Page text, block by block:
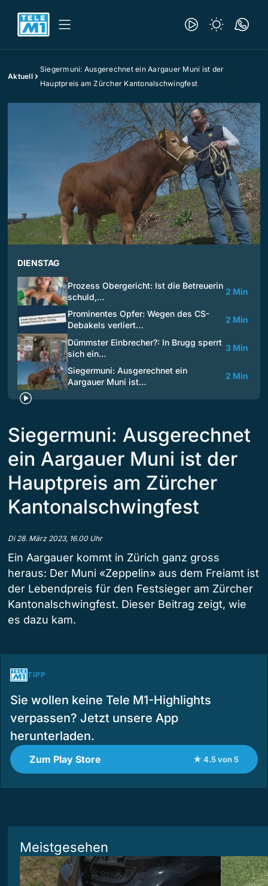
Aktuell
Siegermuni: Ausgerechnet ein Aargauer Muni ist der
Hauptpreis am Zürcher Kantonalschwingfest
DIENSTAG
Prozess Obergericht: Ist die Betreuerin
schuld,…
2 Min
Prominentes Opfer: Wegen des CS-
Debakels verliert…
2 Min
Dümmster Einbrecher?: In Brugg sperrt
sich ein…
3 Min
Siegermuni: Ausgerechnet ein
Aargauer Muni ist…
2 Min
Siegermuni: Ausgerechnet
ein Aargauer Muni ist der
Hauptpreis am Zürcher
Kantonalschwingfest
Di 28. März 2023, 16.00 Uhr
Ein Aargauer kommt in Zürich ganz gross
heraus: Der Muni «Zeppelin» aus dem Freiamt ist
der Lebendpreis für den Festsieger am Zürcher
Kantonalschwingfest. Dieser Beitrag zeigt, wie
es dazu kam.
TIPP
Sie wollen keine Tele M1-Highlights
verpassen? Jetzt unsere App
herunterladen.
Zum Play Store ★ 4.5 von 5
Meistgesehen